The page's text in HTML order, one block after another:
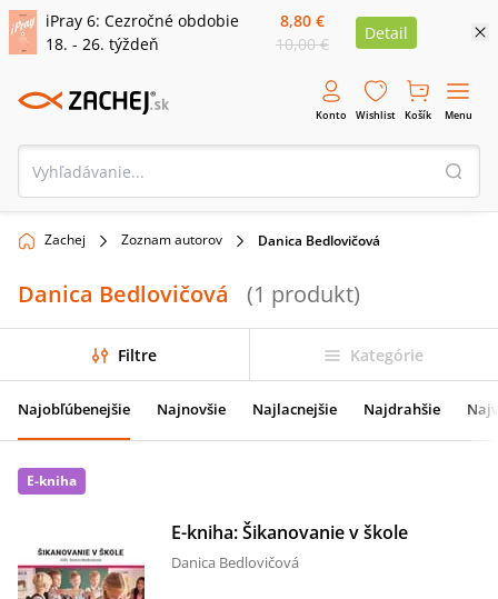
iPray 6: Cezročné obdobie
18. - 26. týždeň
8,80 €
10,00 €
Detail
Konto Wishlist Košík Menu
Zachej Zoznam autorov Danica Bedlovičová
Danica Bedlovičová (1 produkt)
Filtre Kategórie
Najobľúbenejšie Najnovšie Najlacnejšie Najdrahšie
E-kniha
E-kniha: Šikanovanie v škole
Danica Bedlovičová